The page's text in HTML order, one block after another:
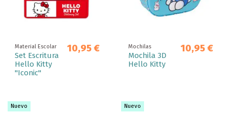
Material Escolar
Set Escritura
Hello Kitty
"Iconic"
10,95 € Mochilas
Mochila 3D
Hello Kitty
10,95 €
Nuevo Nuevo